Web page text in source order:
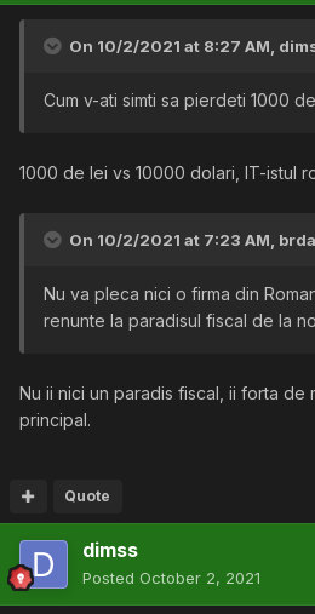
On 10/2/2021 at 8:27 AM,
Cum v-ati simti sa pierdeti 1000
1000 de lei vs 10000 dolari, IT-istul
On 10/2/2021 at 7:23 AM,
Nu va pleca nici o firma din
renunte la paradisul fiscal de la
Nu ii nici un paradis fiscal, ii forta de
principal.
Quote
dimss
Posted October 2, 2021